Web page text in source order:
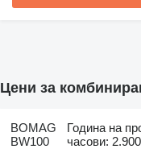
Цени за
BOMAG
BW100
Година на
часови: